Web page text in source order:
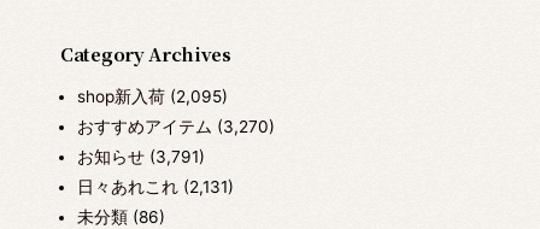
Category Archives
shop新入荷(2,095)
おすすめアイテム (3,270)
お知らせ(3,791)
日々あれこれ(2,131)
未分類(86)